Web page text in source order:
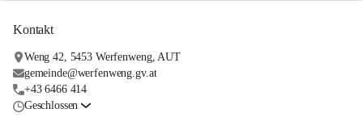
Kontakt
Weng 42, 5453 Werfenweng, AUT
gemeinde@werfenweng.gv.at
+43 6466 414
Geschlossen